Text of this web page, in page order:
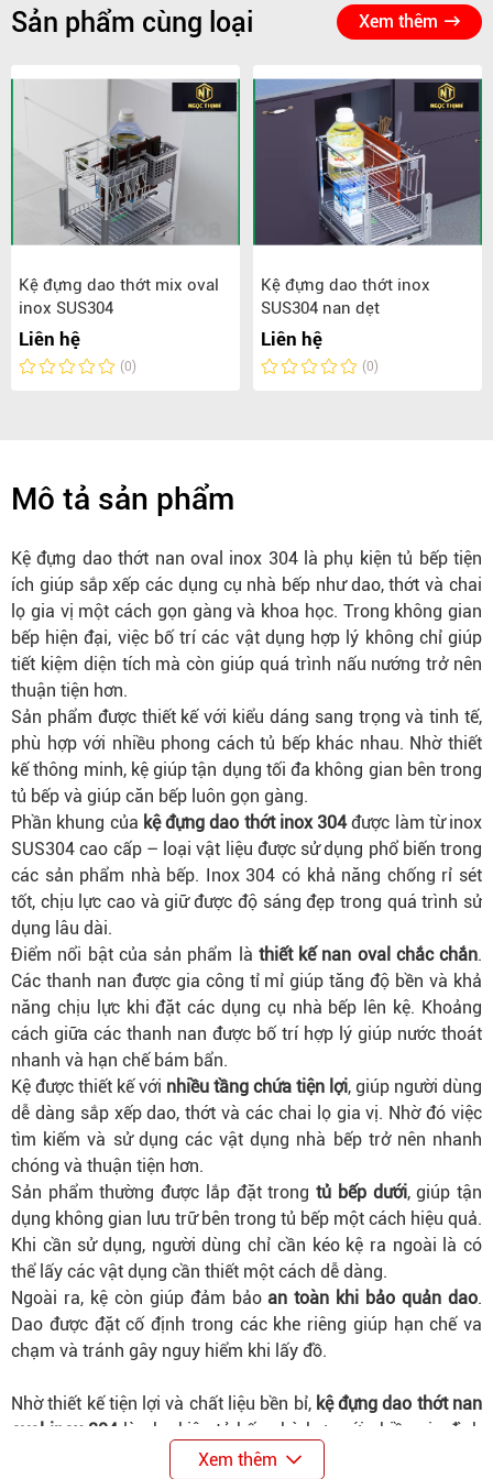
Sản phẩm cùng loại Xem thêm
Kệ đựng dao thớt mix oval
inox SUS304
Liên hệ
(0)
Kệ đựng dao thớt inox
SUS304 nan dẹt
Liên hệ
(0)
Mô tả sản phẩm
Kệ đựng dao thớt nan oval inox 304 là phụ kiện tủ bếp tiện
ích giúp sắp xếp các dụng cụ nhà bếp như dao, thớt và chai
lọ gia vị một cách gọn gàng và khoa học. Trong không gian
bếp hiện đại, việc bố trí các vật dụng hợp lý không chỉ giúp
tiết kiệm diện tích mà còn giúp quá trình nấu nướng trở nên
thuận tiện hơn.
Sản phẩm được thiết kế với kiểu dáng sang trọng và tinh tế,
phù hợp với nhiều phong cách tủ bếp khác nhau. Nhờ thiết
kế thông minh, kệ giúp tận dụng tối đa không gian bên trong
tủ bếp và giúp căn bếp luôn gọn gàng.
Phần khung của kệ đựng dao thớt inox 304được làm từ inox
SUS304 cao cấp – loại vật liệu được sử dụng phổ biến trong
các sản phẩm nhà bếp. Inox 304 có khả năng chống rỉ sét
tốt, chịu lực cao và giữ được độ sáng đẹp trong quá trình sử
dụng lâu dài.
Điểm nổi bật của sản phẩm là thiết kế nan oval chắc chắn.
Các thanh nan được gia công tỉ mỉ giúp tăng độ bền và khả
năng chịu lực khi đặt các dụng cụ nhà bếp lên kệ. Khoảng
cách giữa các thanh nan được bố trí hợp lý giúp nước thoát
nhanh và hạn chế bám bẩn.
Kệ được thiết kế với nhiều tầng chứa tiện lợi, giúp người dùng
dễ dàng sắp xếp dao, thớt và các chai lọ gia vị. Nhờ đó việc
tìm kiếm và sử dụng các vật dụng nhà bếp trở nên nhanh
chóng và thuận tiện hơn.
Sản phẩm thường được lắp đặt trongtủ bếp dưới, giúp tận
dụng không gian lưu trữ bên trong tủ bếp một cách hiệu quả.
Khi cần sử dụng, người dùng chỉ cần kéo kệ ra ngoài là có
thể lấy các vật dụng cần thiết một cách dễ dàng.
Ngoài ra, kệ còn giúp đảm bảo an toàn khi bảo quản dao.
Dao được đặt cố định trong các khe riêng giúp hạn chế va
chạm và tránh gây nguy hiểm khi lấy đồ.
Nhờ thiết kế tiện lợi và chất liệu bền bỉ, kệ đựng dao thớt nan
oval inox 304 là phụ kiện tủ bếp phù hợp với nhiều gia đình
đang sử dụng tủ bếp hiện đại. Sản phẩm giúp tối ưu không
Xem thêm